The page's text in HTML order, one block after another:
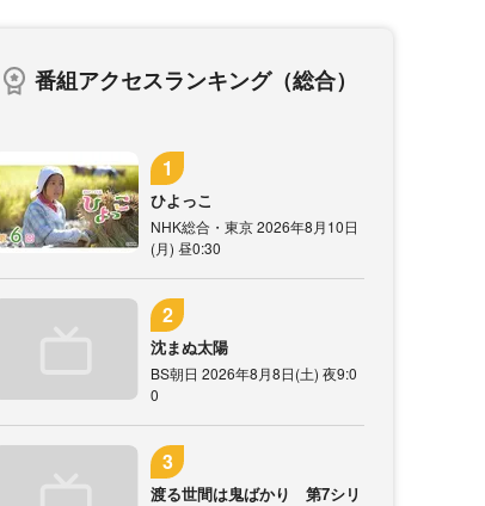
番組アクセスランキング（総合）
ひよっこ
NHK総合・東京 2026年8月10日
(月) 昼0:30
沈まぬ太陽
BS朝日 2026年8月8日(土) 夜9:0
0
渡る世間は鬼ばかり 第7シリ